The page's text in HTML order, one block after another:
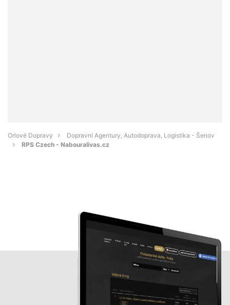
Orlové Dopravy
Dopravní Agentury, Autodoprava, Logistika - Šenov
RPS Czech - Nabouralivas.cz